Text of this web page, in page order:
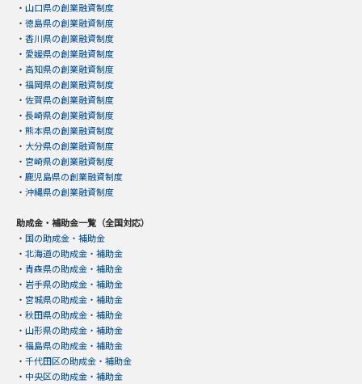
・ 山口県の創業融資制度
・ 徳島県の創業融資制度
・ 香川県の創業融資制度
・ 愛媛県の創業融資制度
・ 高知県の創業融資制度
・ 福岡県の創業融資制度
・ 佐賀県の創業融資制度
・ 長崎県の創業融資制度
・ 熊本県の創業融資制度
・ 大分県の創業融資制度
・ 宮崎県の創業融資制度
・ 鹿児島県の創業融資制度
・ 沖縄県の創業融資制度
助成金・補助金一覧（全国対応）
・ 国の助成金・補助金
・ 北海道の助成金・補助金
・ 青森県の助成金・補助金
・ 岩手県の助成金・補助金
・ 宮城県の助成金・補助金
・ 秋田県の助成金・補助金
・ 山形県の助成金・補助金
・ 福島県の助成金・補助金
・ 千代田区の助成金・補助金
・ 中央区の助成金・補助金